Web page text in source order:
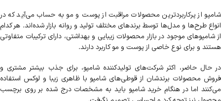
شامپو از پرکاربردترین محصولات مراقبت از پوست و مو به‌ حساب می‌آید که در
انواع طرح‌ها و مدل‌ها توسط برندهای مختلف تولید و روانه بازار شده‌اند. هر کدام
از شامپوهای موجود در بازار محصولات زیبایی و بهداشتی، دارای ترکیبات متفاوتی
هستند و برای نوع خاصی از پوست و مو کاربرد دارند.
در حال حاضر، اکثر شرکت‌های تولید‌کننده شامپو، برای جذب بیشتر مشتری و
فروش محصولات برندشان از قوطی‌های شامپو با ظاهری زیبا و لوکس استفاده
می‌کنند اما در هنگام خرید شامپو باید به مشخصات درج شده بر روی برچسب